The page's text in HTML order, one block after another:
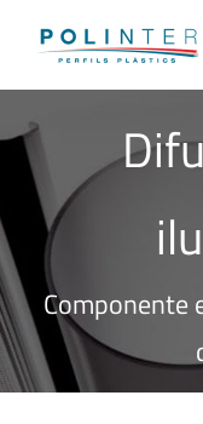
content
Componente